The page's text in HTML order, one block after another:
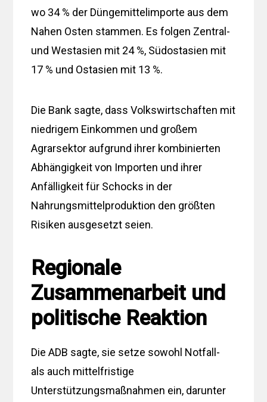
wo 34 % der Düngemittelimporte aus dem
Nahen Osten stammen. Es folgen Zentral-
und Westasien mit 24 %, Südostasien mit
17 % und Ostasien mit 13 %.
Die Bank sagte, dass Volkswirtschaften mit
niedrigem Einkommen und großem
Agrarsektor aufgrund ihrer kombinierten
Abhängigkeit von Importen und ihrer
Anfälligkeit für Schocks in der
Nahrungsmittelproduktion den größten
Risiken ausgesetzt seien.
Regionale
Zusammenarbeit und
politische Reaktion
Die ADB sagte, sie setze sowohl Notfall-
als auch mittelfristige
Unterstützungsmaßnahmen ein, darunter